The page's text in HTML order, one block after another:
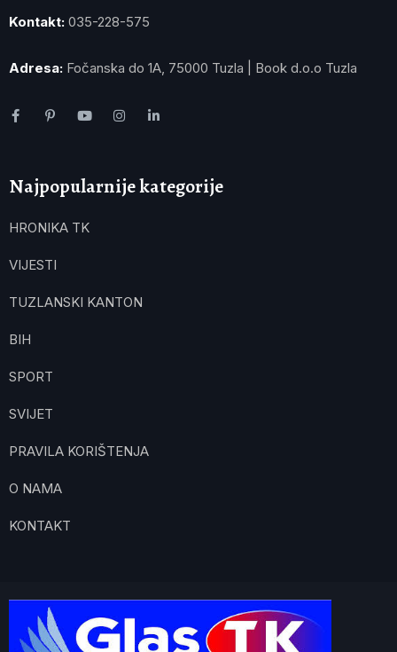
Kontakt: 035-228-575
Adresa: Fočanska do 1A, 75000 Tuzla | Book d.o.o Tuzla
Najpopularnije kategorije
HRONIKA TK
VIJESTI
TUZLANSKI KANTON
BIH
SPORT
SVIJET
PRAVILA KORIŠTENJA
O NAMA
KONTAKT